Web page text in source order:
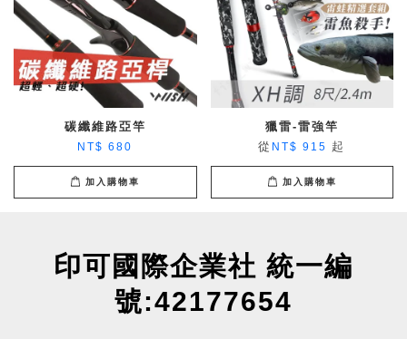
碳纖維路亞竿
NT$ 680
加入購物車
獵雷-雷強竿
從 NT$ 915 起
加入購物車
印可國際企業社 統一編
號:42177654